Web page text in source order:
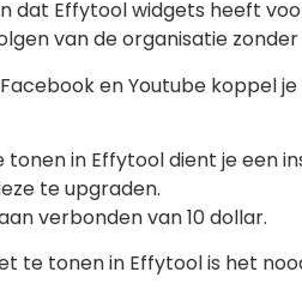
dat Effytool widgets heeft
van de organisatie
en Youtube koppel
in Effytool dient je een
te upgraden.
verbonden van 10 dollar.
te tonen in Effytool is het